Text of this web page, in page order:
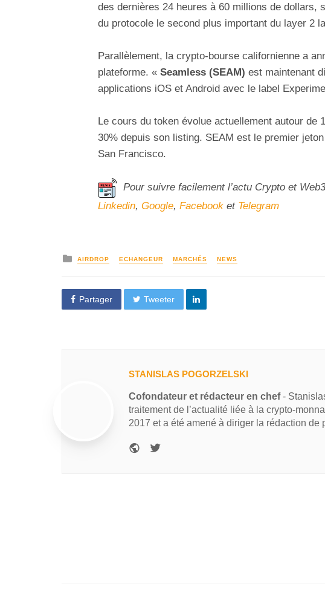
des dernières 24 heures à 60 millions de dollars,
du protocole le second plus important du layer 2
Parallèlement, la crypto-bourse californienne a
plateforme. « Seamless (SEAM) est maintenant
applications iOS et Android avec le label
Le cours du token évolue actuellement autour de
30% depuis son listing. SEAM est le premier
San Francisco.
Pour suivre facilement l’actu Crypto et
Linkedin, Google, Facebook et Telegram
AIRDROP ECHANGEUR MARCHÉS NEWS
Partager Tweeter
STANISLAS POGORZELSKI
Cofondateur et rédacteur en chef-
traitement de l’actualité liée à la crypto-
2017 et a été amené à diriger la rédaction